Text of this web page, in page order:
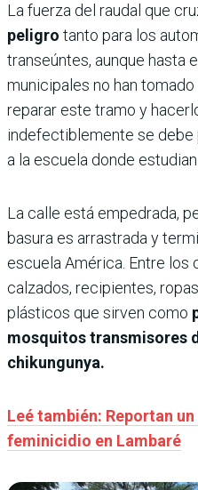
La fuerza del raudal que
peligro tanto para los
transeúntes, aunque hasta
municipales no han
reparar este tramo y
indefectiblemente se debe
a la escuela donde
La calle está empedrada,
basura es arrastrada y
escuela América. Entre los
calzados, recipientes,
plásticos que sirven como
mosquitos transmisores
chikungunya.
Leé también: Reportan
feminicidio en Lambaré